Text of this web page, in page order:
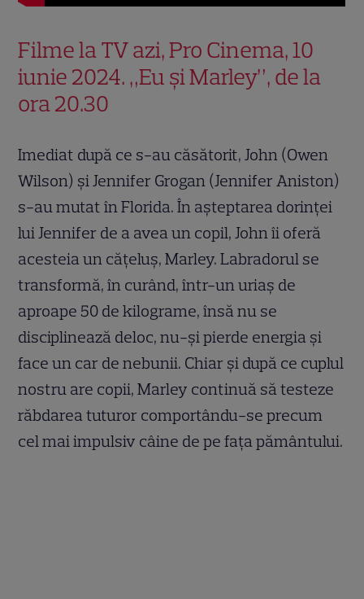
Filme la TV azi, Pro Cinema, 10
iunie 2024. „Eu și Marley”, de la
ora 20.30
Imediat după ce s-au căsătorit, John (Owen
Wilson) şi Jennifer Grogan (Jennifer Aniston)
s-au mutat în Florida. În aşteptarea dorinţei
lui Jennifer de a avea un copil, John îi oferă
acesteia un căţeluş, Marley. Labradorul se
transformă, în curând, într-un uriaş de
aproape 50 de kilograme, însă nu se
disciplinează deloc, nu-şi pierde energia şi
face un car de nebunii. Chiar şi după ce cuplul
nostru are copii, Marley continuă să testeze
răbdarea tuturor comportându-se precum
cel mai impulsiv câine de pe faţa pământului.